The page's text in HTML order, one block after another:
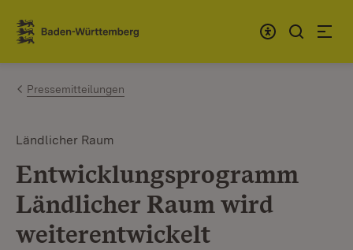
Zum Inhalt springen
Link zur Startseite
Pressemitteilungen
Ländlicher Raum
Entwicklungsprogramm
Ländlicher Raum wird
weiterentwickelt